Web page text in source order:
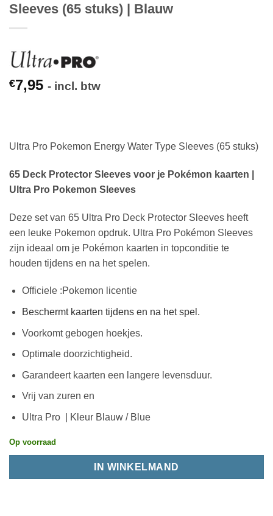
Sleeves (65 stuks) | Blauw
€7,95 - incl. btw
Ultra Pro Pokemon Energy Water Type Sleeves (65 stuks)
65 Deck Protector Sleeves voor je Pokémon kaarten |
Ultra Pro Pokemon Sleeves
Deze set van 65 Ultra Pro Deck Protector Sleeves heeft
een leuke Pokemon opdruk. Ultra Pro Pokémon Sleeves
zijn ideaal om je Pokémon kaarten in topconditie te
houden tijdens en na het spelen.
Officiele :Pokemon licentie
Beschermt kaarten tijdens en na het spel.
Voorkomt gebogen hoekjes.
Optimale doorzichtigheid.
Garandeert kaarten een langere levensduur.
Vrij van zuren en
Ultra Pro | Kleur Blauw / Blue
Op voorraad
IN WINKELMAND